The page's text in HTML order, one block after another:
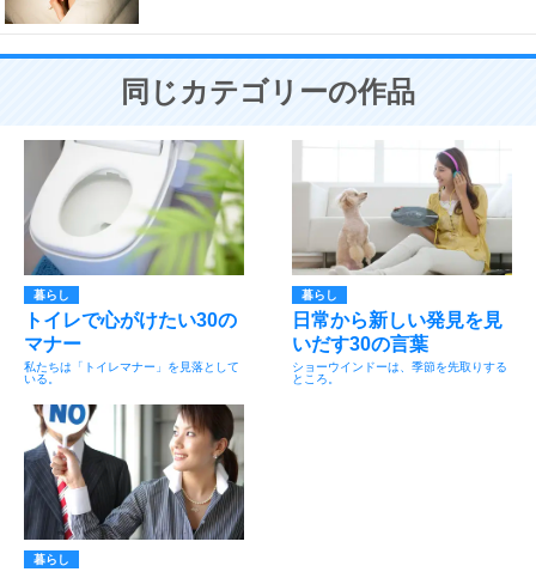
同じカテゴリーの作品
暮らし
トイレで心がけたい30の
マナー
私たちは「トイレマナー」を見落として
いる。
暮らし
日常から新しい発見を見
いだす30の言葉
ショーウインドーは、季節を先取りする
ところ。
暮らし